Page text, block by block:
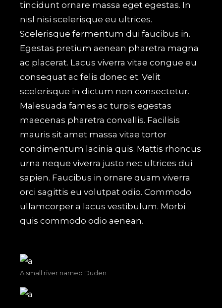
tincidunt ornare massa eget egestas. In
nisl nisi scelerisque eu ultrices.
Scelerisque fermentum dui faucibus in.
Egestas pretium aenean pharetra magna
ac placerat. Lacus viverra vitae congue eu
consequat ac felis donec et. Velit
scelerisque in dictum non consectetur.
Malesuada fames ac turpis egestas
maecenas pharetra convallis. Facilisis
mauris sit amet massa vitae tortor
condimentum lacinia quis. Mattis rhoncus
urna neque viverra justo nec ultrices dui
sapien. Faucibus in ornare quam viverra
orci sagittis eu volutpat odio. Commodo
ullamcorper a lacus vestibulum. Morbi
quis commodo odio aenean.
A small river named Duden